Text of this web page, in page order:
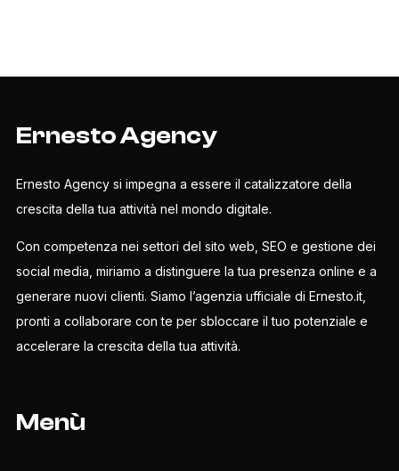
Ernesto Agency
Ernesto Agency si impegna a essere il catalizzatore della
crescita della tua attività nel mondo digitale.
Con competenza nei settori del sito web, SEO e gestione dei
social media, miriamo a distinguere la tua presenza online e a
generare nuovi clienti. Siamo l’agenzia ufficiale di Ernesto.it,
pronti a collaborare con te per sbloccare il tuo potenziale e
accelerare la crescita della tua attività.
Menù